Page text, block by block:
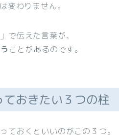
変わりません。
で伝えた言葉が、
ことがあるのです。
おきたい３つの柱
ておくといいのがこの３つ。